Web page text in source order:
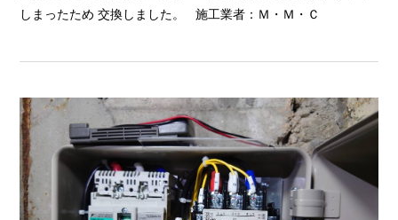
しまったため 交換しました。 施工業者：Ｍ・Ｍ・Ｃ